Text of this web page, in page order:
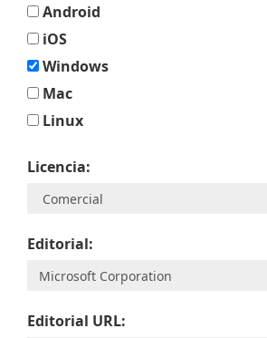
Android
iOS
Windows
Mac
Linux
Licencia:
Editorial:
Editorial URL: